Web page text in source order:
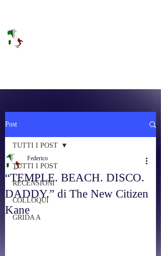
Post
TUTTI I POST
RECENSIONI
COLLOQUI
GRIDA A
TUTTI I POST
“TEMPLE. BEACH. DISCO.
DADDY.” di The New Citizen
Kane
Federico